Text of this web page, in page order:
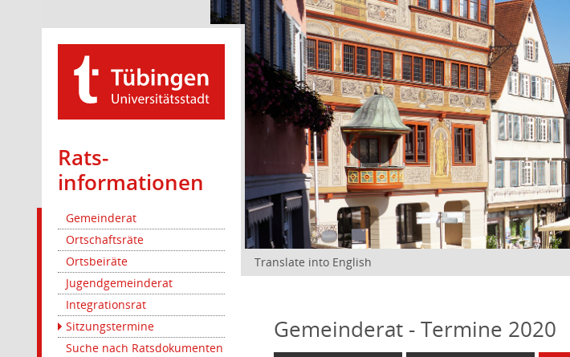
Rats­
informationen
Gemeinderat
Ortschaftsräte
Ortsbeiräte
Jugendgemeinderat
Integrationsrat
Sitzungstermine
Suche nach Ratsdokumenten
Translate into English
Gemeinderat - Termine 2020